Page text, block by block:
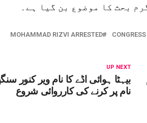
بحث کا موضوع بن گیا ہے۔
MOHAMMAD RIZVI ARRESTED
UP NEXT
بیہٹا ہوائی اڈے کا نام ویر کنور
نام پر کرنے کی کارروائی شروع